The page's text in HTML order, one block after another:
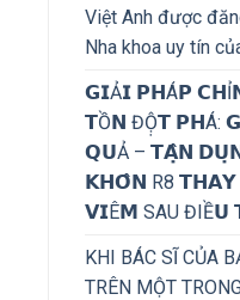
Việt Anh được
Nha khoa uy tín
𝗚𝗜Ả𝗜 𝗣𝗛Á𝗣
𝗧Ồ𝗡 ĐỘ̣𝗧 𝗣𝗛Á:
𝗤𝗨Ả – 𝗧𝗔̣̂𝗡
𝗞𝗛𝗢̂𝗡 R8 𝗧𝗛𝗔𝗬
𝗩𝗜Ê𝗠 SAU ĐIỀ𝗨
KHI BÁC SĨ CỦA
TRÊN MỘT